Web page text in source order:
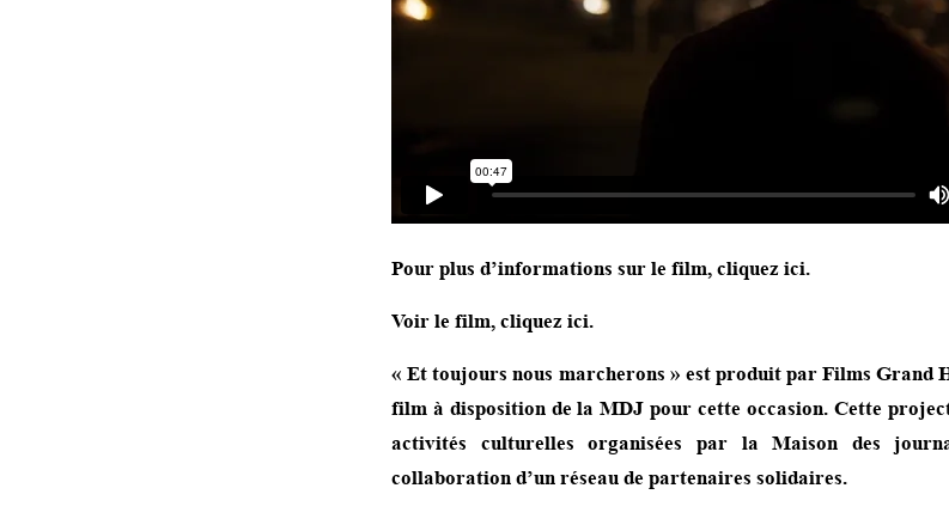
Pour plus d’informations sur le film, cliquez ici.
Voir le film, cliquez ici.
« Et toujours nous marcherons » est produit par Films Grand
film à disposition de la MDJ pour cette occasion. Cette
activités culturelles organisées par la Maison des
collaboration d’un réseau de partenaires solidaires.